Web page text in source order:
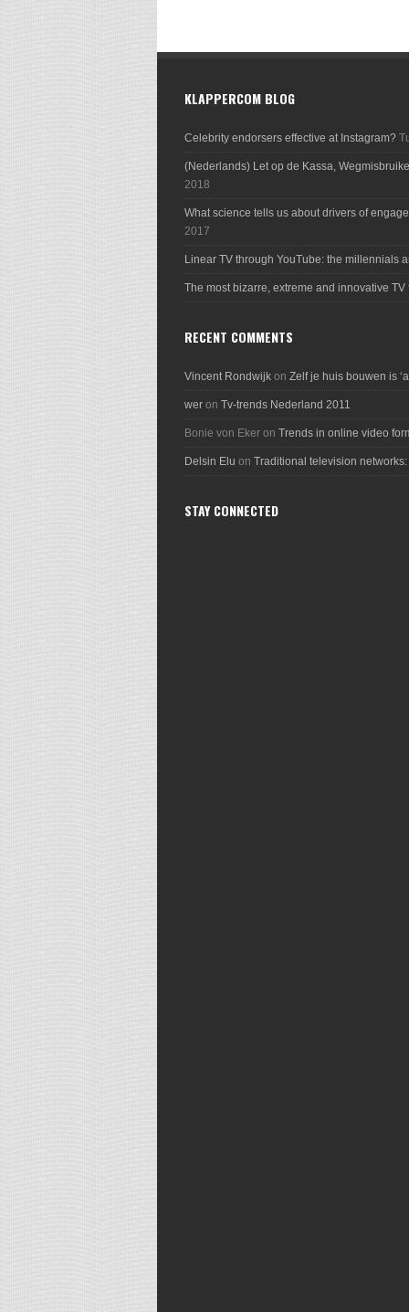
KLAPPERCOM BLOG
Celebrity endorsers effective at Instagram?
(Nederlands) Let op de Kassa,
2018
What science tells us about drivers of
2017
Linear TV through YouTube: the millennials
The most bizarre, extreme and innovative TV
RECENT COMMENTS
Vincent Rondwijk on Zelf je huis bouwen is
wer on Tv-trends Nederland 2011
Bonie von Eker on Trends in online video
Delsin Elu on Traditional television
STAY CONNECTED